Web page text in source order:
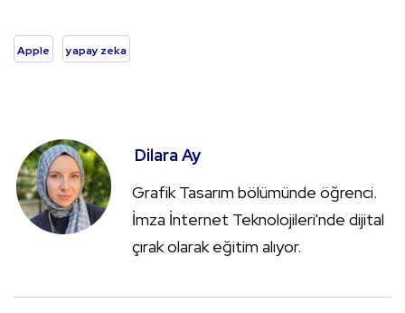
Apple yapay zeka
Dilara Ay
Grafik Tasarım bölümünde öğrenci.
İmza İnternet Teknolojileri'nde dijital
çırak olarak eğitim alıyor.